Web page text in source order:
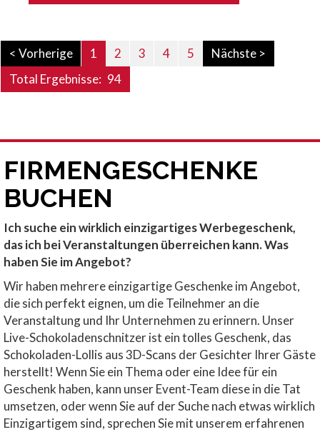
< Vorherige 1 2 3 4 5
Nächste >
Total Ergebnisse: 94
FIRMENGESCHENKE
BUCHEN
Ich suche ein wirklich einzigartiges Werbegeschenk,
das ich bei Veranstaltungen überreichen kann. Was
haben Sie im Angebot?
Wir haben mehrere einzigartige Geschenke im Angebot,
die sich perfekt eignen, um die Teilnehmer an die
Veranstaltung und Ihr Unternehmen zu erinnern. Unser
Live-Schokoladenschnitzer ist ein tolles Geschenk, das
Schokoladen-Lollis aus 3D-Scans der Gesichter Ihrer Gäste
herstellt! Wenn Sie ein Thema oder eine Idee für ein
Geschenk haben, kann unser Event-Team diese in die Tat
umsetzen, oder wenn Sie auf der Suche nach etwas wirklich
Einzigartigem sind, sprechen Sie mit unserem erfahrenen